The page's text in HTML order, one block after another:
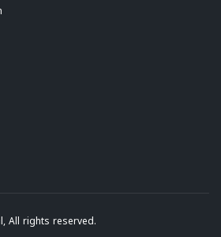
All rights reserved.